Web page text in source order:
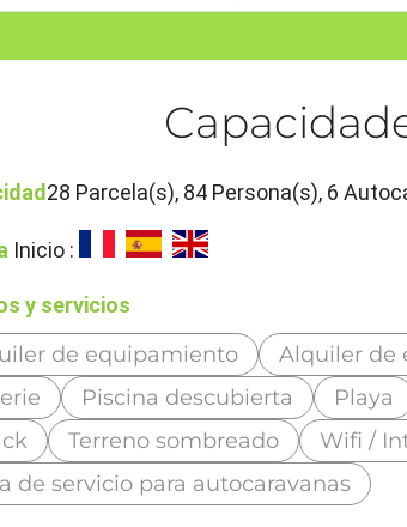
28 Parcela(s), 84 Persona(s), 6
Inicio :
y servicios
de equipamiento Alquiler de
Piscina descubierta Playa
Terreno sombreado Wifi /
de servicio para autocaravanas